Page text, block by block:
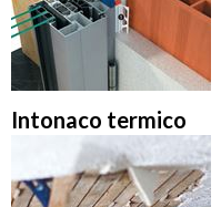
Intonaco termico